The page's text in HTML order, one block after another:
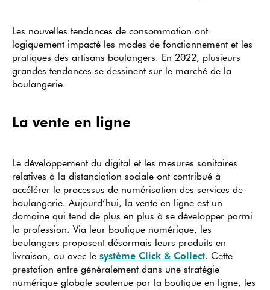
Les nouvelles tendances de consommation ont
logiquement impacté les modes de fonctionnement et les
pratiques des artisans boulangers. En 2022, plusieurs
grandes tendances se dessinent sur le marché de la
boulangerie.
La vente en ligne
Le développement du digital et les mesures sanitaires
relatives à la distanciation sociale ont contribué à
accélérer le processus de numérisation des services de
boulangerie. Aujourd’hui, la vente en ligne est un
domaine qui tend de plus en plus à se développer parmi
la profession. Via leur boutique numérique, les
boulangers proposent désormais leurs produits en
livraison, ou avec le système Click & Collect. Cette
prestation entre généralement dans une stratégie
numérique globale soutenue par la boutique en ligne, les